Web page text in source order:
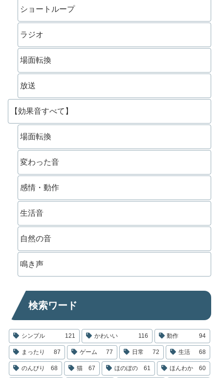
ショートループ
ラジオ
場面転換
放送
【効果音すべて】
場面転換
変わった音
感情・動作
生活音
自然の音
鳴き声
検索ワード
シンプル 121 かわいい 116 動作 94
まったり 87 ゲーム 77 日常 72 生活 68
のんびり 68 猫 67 ほのぼの 61 ほんわか 60